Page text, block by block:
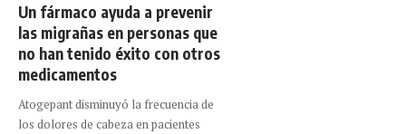
Un fármaco ayuda a prevenir
las migrañas en personas que
no han tenido éxito con otros
medicamentos
Atogepant disminuyó la frecuencia de
los dolores de cabeza en pacientes